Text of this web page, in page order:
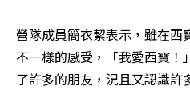
營隊成員簡衣絜表示，雖在西
不一樣的感受，「我愛西寶！
了許多的朋友，況且又認識